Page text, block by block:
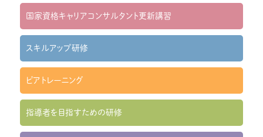
国家資格キャリアコンサルタント更新講習
スキルアップ研修
ピアトレーニング
指導者を目指すための研修